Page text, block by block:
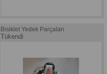
Bisiklet Yedek Parçaları
Tükendi